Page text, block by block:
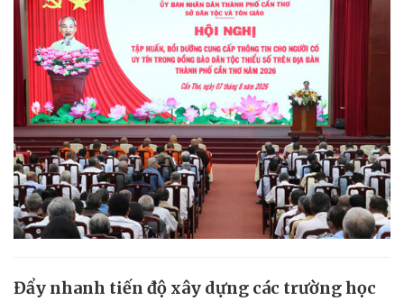
Đẩy nhanh tiến độ xây dựng các trường học